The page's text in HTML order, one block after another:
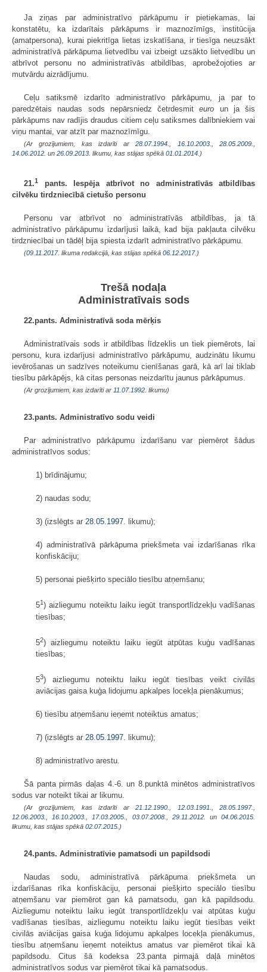
Ja ziņas par administratīvo pārkāpumu ir pietiekamas, lai
konstatētu, ka izdarītais pārkāpums ir maznozīmīgs, institūcija
(amatpersona), kurai piekritīga lietas izskatīšana, ir tiesīga neuzsākt
administratīvā pārkāpuma lietvedību vai izbeigt uzsākto lietvedību un
atbrīvot personu no administratīvās atbildības, aprobežojoties ar
mutvārdu aizrādījumu.
Ceļu satiksmē izdarīto administratīvo pārkāpumu, ja par to
paredzētais naudas sods nepārsniedz četrdesmiteuro un ja šis
pārkāpums nav radījis draudus citiem ceļu satiksmes dalībniekiem vai
viņu mantai, var atzīt par maznozīmīgu.
(Ar grozījumiem, kas izdarīti ar28.07.1994. 16.10.2003. ,28.05.2009.
14.06.2012. un 26.09.2013 . likumu, kas stājas spēkā 01.01.2014. )
21.1
pants. Iespēja atbrīvot no administratīvās atbildības
cilvēku tirdzniecībā cietušo personu
Personu var atbrīvot no administratīvās atbildības, ja tā
administratīvo pārkāpumu izdarījusi laikā, kad bija pakļauta cilvēku
tirdzniecībai un tādēļ bija spiesta izdarīt administratīvo pārkāpumu.
(09.11.2017. likuma redakcijā, kas stājas spēkā 06.12.2017. )
Trešā nodaļa
Administratīvais sods
22.pants. Administratīvā soda mērķis
Administratīvais sods ir atbildības līdzeklis un tiek piemērots, lai
personu, kura izdarījusi administratīvo pārkāpumu, audzinātu likumu
ievērošanas un sadzīves noteikumu cienīšanas garā, kā arī lai tiklab
tiesību pārkāpējs, kā citas personas neizdarītu jaunus pārkāpumus.
(Ar grozījumiem, kas izdarīti ar 11.07.1992 . likumu)
23.pants. Administratīvo sodu veidi
Par administratīvo pārkāpumu izdarīšanu var piemērot šādus
administratīvos sodus:
1) brīdinājumu;
2) naudas sodu;
3) (izslēgts ar 28.05.1997. likumu);
4) administratīvā pārkāpuma priekšmeta vai izdarīšanas rīka
konfiskāciju;
5) personai piešķirto speciālo tiesību atņemšanu;
51 ) aizliegumu noteiktu laiku iegūt transportlīdzekļu vadīšanas
tiesības;
52) aizliegumu noteiktu laiku iegūt atpūtas kuģu vadīšanas
tiesības;
53) aizliegumu noteiktu laiku iegūt tiesības veikt civilās
aviācijas gaisa kuģa lidojumu apkalpes locekļa pienākumus;
6) tiesību atņemšanu ieņemt noteiktus amatus;
7) (izslēgts ar 28.05.1997. likumu);
8) administratīvo arestu.
Šā panta pirmās daļas 4.-6. un 8.punktā minētos administratīvos
sodus var noteikt tikai ar likumu.
(Ar grozījumiem, kas izdarīti ar21.12.1990. 12.03.1991. ,28.05.1997.
12.06.2003.
16.10.2003. 17.03.2005. 03.07.2008. 29.11.2012. un04.06.2015
likumu, kas stājas spēkā 02.07.2015. )
24.pants. Administratīvie pamatsodi un papildsodi
Naudas sodu, administratīvā pārkāpuma priekšmeta un
izdarīšanas rīka konfiskāciju, personai piešķirto speciālo tiesību
atņemšanu var piemērot gan kā pamatsodu, gan kā papildsodu.
Aizliegumu noteiktu laiku iegūt transportlīdzekļu vai atpūtas kuģu
vadīšanas tiesības, aizliegumu noteiktu laiku iegūt tiesības veikt
civilās aviācijas gaisa kuģa lidojumu apkalpes locekļa pienākumus,
tiesību atņemšanu ieņemt noteiktus amatus var piemērot tikai kā
papildsodu. Citus šā kodeksa 23.panta pirmajā daļā minētos
administratīvos sodus var piemērot tikai kā pamatsodus.